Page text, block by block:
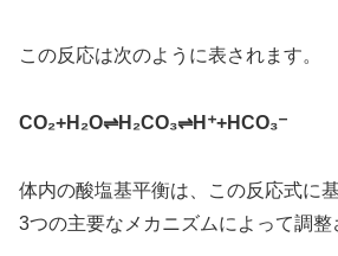
この反応は次のように表されます。
CO₂+H₂O⇌H₂CO₃​⇌H⁺+HCO₃⁻
体内の酸塩基平衡は、この反応式に
3つの主要なメカニズムによって調整